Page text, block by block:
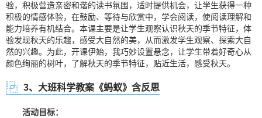
验，积极营造亲密和谐的读书氛围，适时提供机会，让学生获得一种
积极的情感体验，在鼓励、等待与欣赏中，学会阅读，使阅读理解和
能力培养有机结合。本课主要是让学生观察认识秋天的季节特征，体
验发现秋天的乐趣，感受大自然的美，从而激发学生观察、探索大自
然的兴趣。为此，开课伊始，我巧妙设置悬念，让学生带着好奇心从
颜色绚丽的树叶，了解秋天的季节特征，贴近生活，感受秋天。
3、大班科学教案《蚂蚁》含反思
活动目标：